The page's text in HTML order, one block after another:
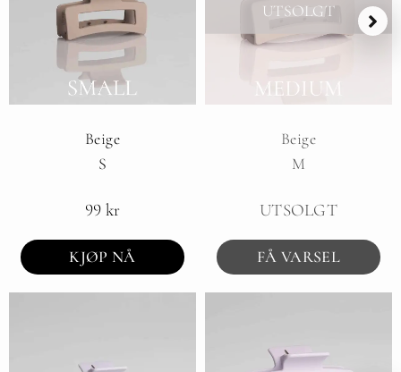
Beige
S
99 kr
KJØP NÅ
UTSOLGT
Beige
M
UTSOLGT
FÅ VARSEL